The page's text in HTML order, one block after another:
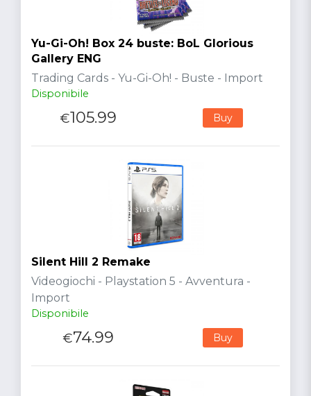
Yu-Gi-Oh! Box 24 buste: BoL Glorious
Gallery ENG
Trading Cards - Yu-Gi-Oh! - Buste - Import
Disponibile
€105.99 Buy
Silent Hill 2 Remake
Videogiochi - Playstation 5 - Avventura -
Import
Disponibile
€74.99 Buy